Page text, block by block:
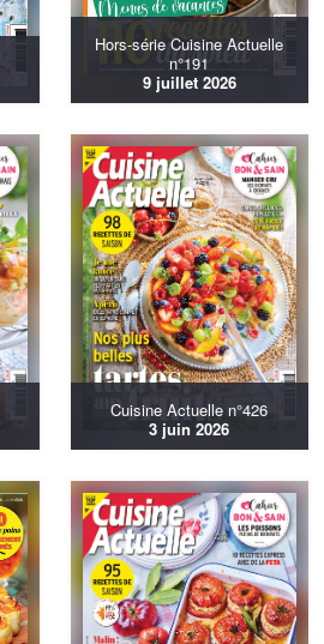
Hors-série Cuisine Actuelle
n°191
9 juillet 2026
Cuisine Actuelle n°426
3 juin 2026